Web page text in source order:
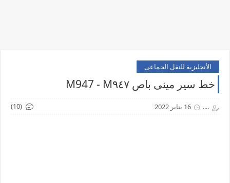
الأنجليزية للنقل الجماعى
خط سير مينى باص M947 - M٩٤٧
.... 16 يناير 2022 (10)